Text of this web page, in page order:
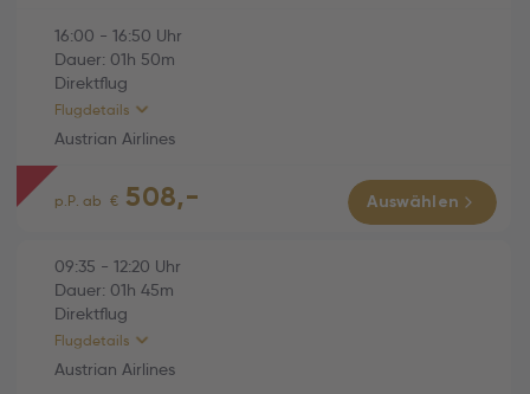
HINFLUG (Direktflug)
Austrian Airlines (OS781)
So., 04.10.2026
09:35 Wien (VIE) -
12:20 Burgas (BOJ)
16:00 - 16:50 Uhr
Dauer: 01h 50m
Direktflug
Flugdetails
Austrian Airlines
RÜCKFLUG (Direktflug) 01h 50m
Austrian Airlines (OS770)
Fr., 09.10.2026
16:00 Varna (VAR) -
16:50 Wien (VIE)
Economy
p.P. ab € 508,- Auswählen
09:35 - 12:20 Uhr
Dauer: 01h 45m
Direktflug
Flugdetails
Austrian Airlines